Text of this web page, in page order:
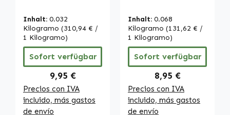
Inhalt: 0.032
Kilogramo (310,94 € /
1 Kilogramo)
Sofort verfügbar
Regulärer Preis:
9,95 €
Precios con IVA
incluido, más gastos
de envío
100 softgels -
fáciles de tragar
- con DHA, EPA y
vitamina E - para
la presión
arterial, el
corazón y más |
Warnke
Vitalstoffe
Inhalt: 0.068
Kilogramo (131,62 € /
1 Kilogramo)
Sofort verfügbar
Regulärer Preis:
8,95 €
Precios con IVA
incluido, más gastos
de envío